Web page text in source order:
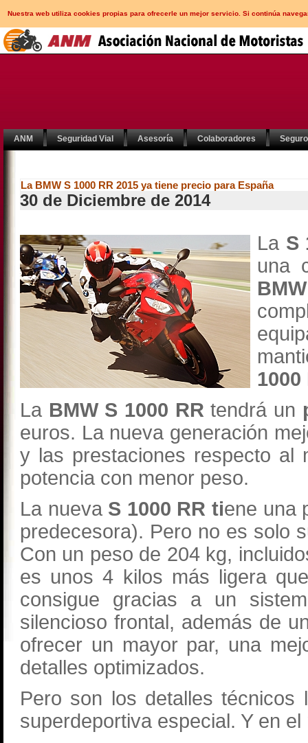
Nuestra web utiliza cookies propias para ofrecerle un mejor servicio. Si continúa
ANM Seguridad Vial Asesoría Colaboradores
La BMW S 1000 RR 2015 ya tiene precio para España
30 de Diciembre de 2014
La S
una
La BMW S 1000 RR tendrá un
euros. La nueva generación
y las prestaciones respecto al
potencia con menor peso.
La nuevaS 1000 RR tiene una
predecesora). Pero no es solo
Con un peso de 204 kg,
es unos 4 kilos más ligera
consigue gracias a un
silencioso frontal, además de
ofrecer un mayor par, una
detalles optimizados.
Pero son los detalles
superdeportiva especial. Y en